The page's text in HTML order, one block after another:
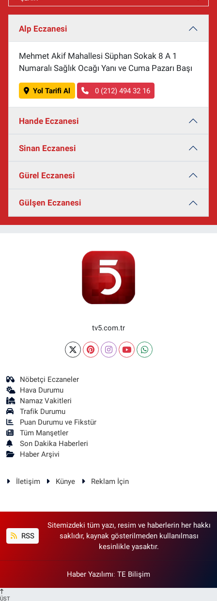
Alp Eczanesi
Mehmet Akif Mahallesi Süphan Sokak 8 A 1
Numaralı Sağlık Ocağı Yanı ve Cuma Pazarı Başı
Yol Tarifi Al 0 (212) 494 32 16
Hande Eczanesi
Sinan Eczanesi
Gürel Eczanesi
Gülşen Eczanesi
tv5.com.tr
Nöbetçi Eczaneler
Hava Durumu
Namaz Vakitleri
Trafik Durumu
Puan Durumu ve Fikstür
Tüm Manşetler
Son Dakika Haberleri
Haber Arşivi
İletişim Künye Reklam İçin
RSS
Sitemizdeki tüm yazı, resim ve haberlerin her hakkı
saklıdır, kaynak gösterilmeden kullanılması
kesinlikle yasaktır.
Haber Yazılımı: TE Bilişim
ÜST